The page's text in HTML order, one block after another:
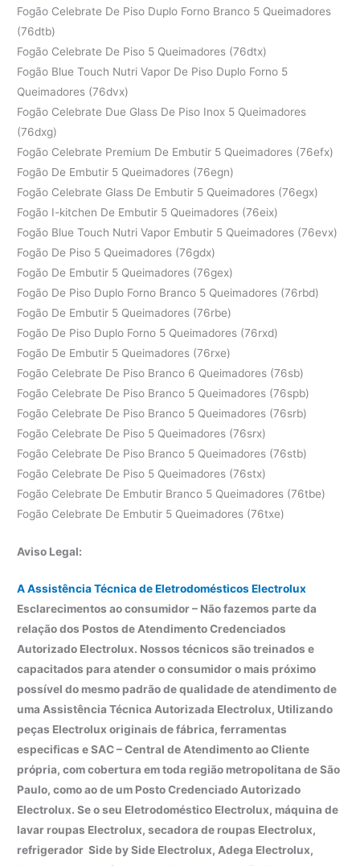
Fogão Celebrate De Piso Duplo Forno Branco 5 Queimadores
(76dtb)
Fogão Celebrate De Piso 5 Queimadores (76dtx)
Fogão Blue Touch Nutri Vapor De Piso Duplo Forno 5
Queimadores (76dvx)
Fogão Celebrate Due Glass De Piso Inox 5 Queimadores
(76dxg)
Fogão Celebrate Premium De Embutir 5 Queimadores (76efx)
Fogão De Embutir 5 Queimadores (76egn)
Fogão Celebrate Glass De Embutir 5 Queimadores (76egx)
Fogão I-kitchen De Embutir 5 Queimadores (76eix)
Fogão Blue Touch Nutri Vapor Embutir 5 Queimadores (76evx)
Fogão De Piso 5 Queimadores (76gdx)
Fogão De Embutir 5 Queimadores (76gex)
Fogão De Piso Duplo Forno Branco 5 Queimadores (76rbd)
Fogão De Embutir 5 Queimadores (76rbe)
Fogão De Piso Duplo Forno 5 Queimadores (76rxd)
Fogão De Embutir 5 Queimadores (76rxe)
Fogão Celebrate De Piso Branco 6 Queimadores (76sb)
Fogão Celebrate De Piso Branco 5 Queimadores (76spb)
Fogão Celebrate De Piso Branco 5 Queimadores (76srb)
Fogão Celebrate De Piso 5 Queimadores (76srx)
Fogão Celebrate De Piso Branco 5 Queimadores (76stb)
Fogão Celebrate De Piso 5 Queimadores (76stx)
Fogão Celebrate De Embutir Branco 5 Queimadores (76tbe)
Fogão Celebrate De Embutir 5 Queimadores (76txe)
Aviso Legal:
A Assistência Técnica de Eletrodomésticos Electrolux
Esclarecimentos ao consumidor – Não fazemos parte da
relação dos Postos de Atendimento Credenciados
Autorizado Electrolux. Nossos técnicos são treinados e
capacitados para atender o consumidor o mais próximo
possível do mesmo padrão de qualidade de atendimento de
uma Assistência Técnica Autorizada Electrolux, Utilizando
peças Electrolux originais de fábrica, ferramentas
especificas e SAC – Central de Atendimento ao Cliente
própria, com cobertura em toda região metropolitana de São
Paulo, como ao de um Posto Credenciado Autorizado
Electrolux. Se o seu Eletrodoméstico Electrolux, máquina de
lavar roupas Electrolux, secadora de roupas Electrolux,
refrigerador Side by Side Electrolux, Adega Electrolux,